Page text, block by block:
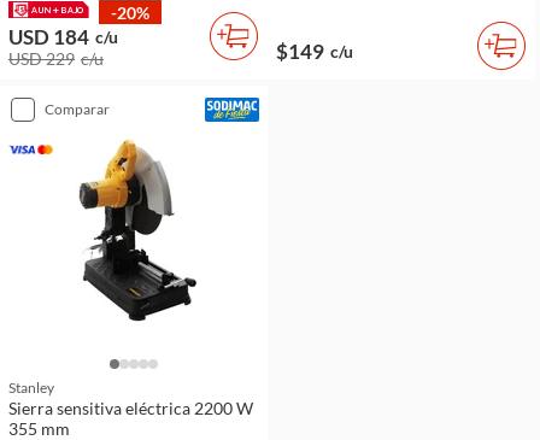
-20%
USD 184 c/u
USD 229 c/u $149 c/u
comparar
Stanley
Sierra sensitiva eléctrica 2200 W
355 mm